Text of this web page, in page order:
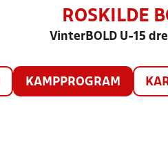
ROSKILDE
VinterBOLD U-15
KAMPPROGRAM